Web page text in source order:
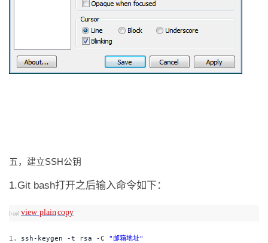
五，建立SSH公钥
1.Git bash打开之后输入命令如下：
[cpp] view plain copy
1. ssh-keygen -t rsa -C " 邮箱地址"